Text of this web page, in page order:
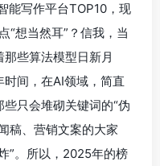
能写作平台TOP10，现
“想当然耳”？信我，当
些算法模型日新月
间，在AI领域，简直
只会堆砌关键词的“伪
稿、营销文案的大家
”。所以，2025年的榜